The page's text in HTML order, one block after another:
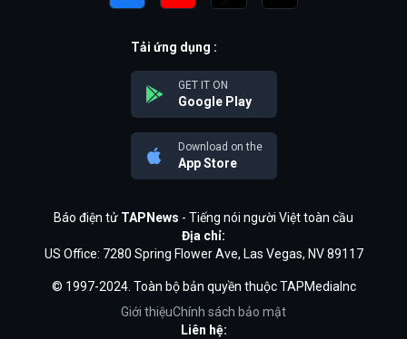
Tải ứng dụng :
GET IT ON
Google Play
Download on the
App Store
Báo điện tử TAPNews - Tiếng nói người Việt toàn cầu
Địa chỉ:
US Office: 7280 Spring Flower Ave, Las Vegas, NV 89117
© 1997-2024. Toàn bộ bản quyền thuộc TAPMediaInc
Giới thiệuChính sách bảo mật
Liên hệ: